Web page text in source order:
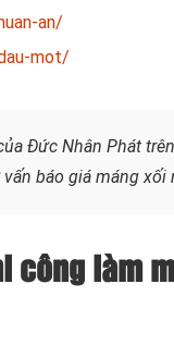
an/
mot/
Đức Nhân Phát
báo giá máng xối
công làm